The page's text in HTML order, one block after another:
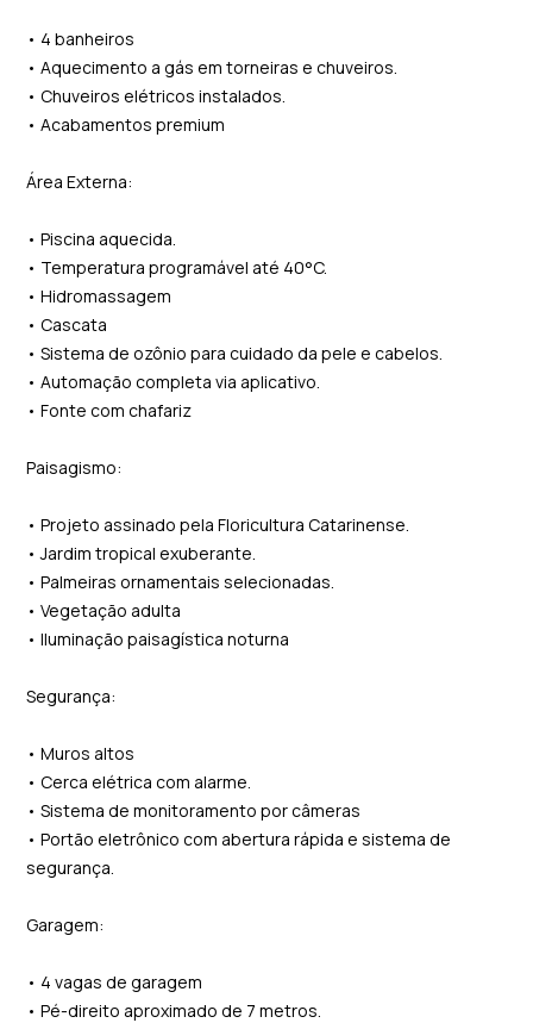
• 4 banheiros
• Aquecimento a gás em torneiras e chuveiros.
• Chuveiros elétricos instalados.
• Acabamentos premium
Área Externa:
• Piscina aquecida.
• Temperatura programável até 40°C.
• Hidromassagem
• Cascata
• Sistema de ozônio para cuidado da pele e cabelos.
• Automação completa via aplicativo.
• Fonte com chafariz
Paisagismo:
• Projeto assinado pela Floricultura Catarinense.
• Jardim tropical exuberante.
• Palmeiras ornamentais selecionadas.
• Vegetação adulta
• Iluminação paisagística noturna
Segurança:
• Muros altos
• Cerca elétrica com alarme.
• Sistema de monitoramento por câmeras
• Portão eletrônico com abertura rápida e sistema de
segurança.
Garagem:
• 4 vagas de garagem
• Pé-direito aproximado de 7 metros.